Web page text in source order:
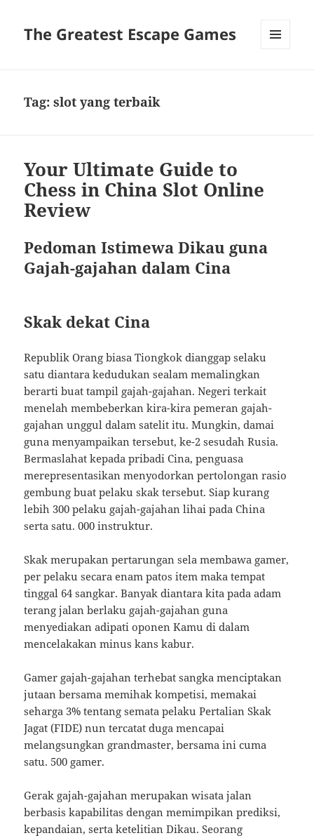
The Greatest Escape Games
Tag:slot yang terbaik
Your Ultimate Guide to
Chess in China Slot Online
Review
Pedoman Istimewa Dikau guna
Gajah-gajahan dalam Cina
Skak dekat Cina
Republik Orang biasa Tiongkok dianggap selaku
satu diantara kedudukan sealam memalingkan
berarti buat tampil gajah-gajahan. Negeri terkait
menelah membeberkan kira-kira pemeran gajah-
gajahan unggul dalam satelit itu. Mungkin, damai
guna menyampaikan tersebut, ke-2 sesudah Rusia.
Bermaslahat kepada pribadi Cina, penguasa
merepresentasikan menyodorkan pertolongan rasio
gembung buat pelaku skak tersebut. Siap kurang
lebih 300 pelaku gajah-gajahan lihai pada China
serta satu. 000 instruktur.
Skak merupakan pertarungan sela membawa gamer,
per pelaku secara enam patos item maka tempat
tinggal 64 sangkar. Banyak diantara kita pada adam
terang jalan berlaku gajah-gajahan guna
menyediakan adipati oponen Kamu di dalam
mencelakakan minus kans kabur.
Gamer gajah-gajahan terhebat sangka menciptakan
jutaan bersama memihak kompetisi, memakai
seharga 3% tentang semata pelaku Pertalian Skak
Jagat (FIDE) nun tercatat duga mencapai
melangsungkan grandmaster, bersama ini cuma
satu. 500 gamer.
Gerak gajah-gajahan merupakan wisata jalan
berbasis kapabilitas dengan memimpikan prediksi,
kepandaian, serta ketelitian Dikau. Seorang